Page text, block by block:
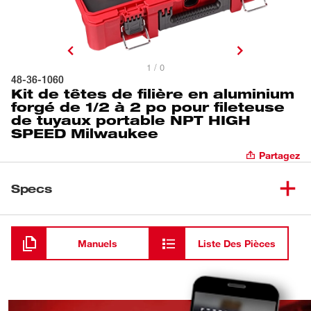
1 / 0
48-36-1060
Kit de têtes de filière en aluminium
forgé de 1/2 à 2 po pour fileteuse
de tuyaux portable NPT HIGH
SPEED Milwaukee
Partagez
Specs
Chargement
Manuels Liste Des Pièces